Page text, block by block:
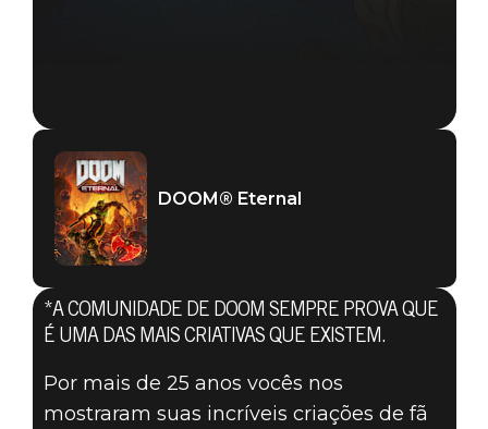
01 de dezembro de 2019
DOOM® Eternal
*A COMUNIDADE DE DOOM SEMPRE PROVA QUE
É UMA DAS MAIS CRIATIVAS QUE EXISTEM.
Por mais de 25 anos vocês nos
mostraram suas incríveis criações de fã